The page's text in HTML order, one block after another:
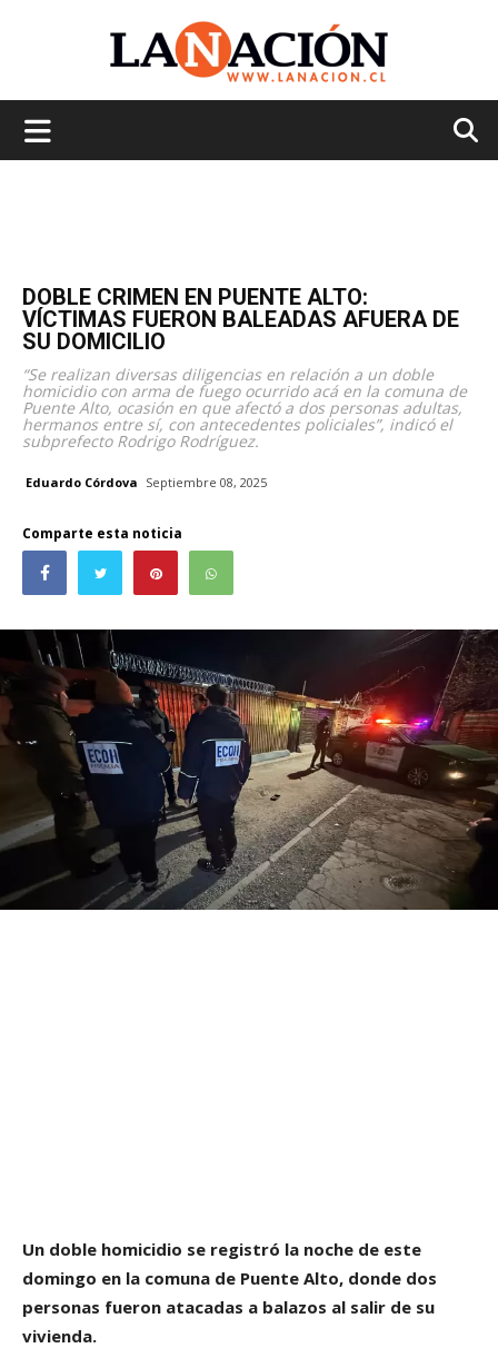
DOBLE CRIMEN EN PUENTE ALTO:
VÍCTIMAS FUERON BALEADAS AFUERA DE
SU DOMICILIO
“Se realizan diversas diligencias en relación a un doble
homicidio con arma de fuego ocurrido acá en la comuna de
Puente Alto, ocasión en que afectó a dos personas adultas,
hermanos entre sí, con antecedentes policiales”, indicó el
subprefecto Rodrigo Rodríguez.
Eduardo Córdova Septiembre 08, 2025
Comparte esta noticia
Un doble homicidio se registró la noche de este
domingo en la comuna de Puente Alto, donde dos
personas fueron atacadas a balazos al salir de su
vivienda.